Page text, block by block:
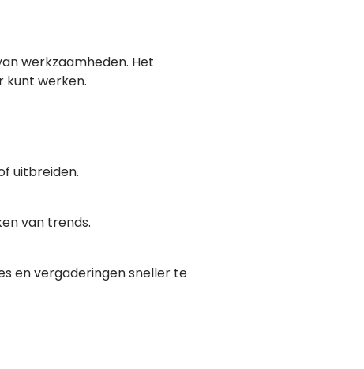
werkzaamheden. Het
kunt werken.
uitbreiden.
van trends.
en vergaderingen sneller te